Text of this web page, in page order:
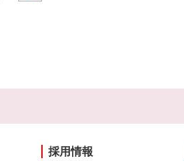
採用情報